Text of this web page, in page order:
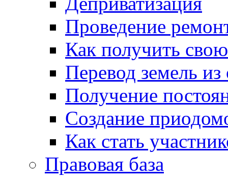
Проведение
Как получить
Перевод земель
Получение
Создание
Как стать
Правовая база